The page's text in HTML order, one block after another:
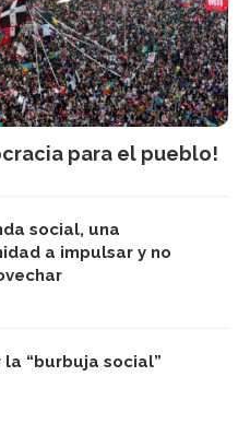
para el pueblo!
social, una
a impulsar y no
la “burbuja social”